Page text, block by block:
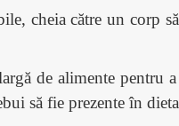
cheia către un corp
de alimente
să fie prezente în